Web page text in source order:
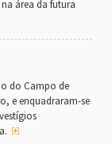
área da futura
do Campo de
e enquadraram-se